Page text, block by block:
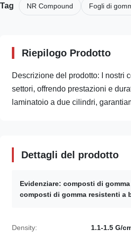
Tag NR Compound Fogli di
Riepilogo Prodotto
Descrizione del prodotto: I nostri
settori, offrendo prestazioni e
laminatoio a due cilindri,
Dettagli del prodotto
Evidenziare: composti di
composti di gomma resistenti a
Density: 1.1-1.5 G/